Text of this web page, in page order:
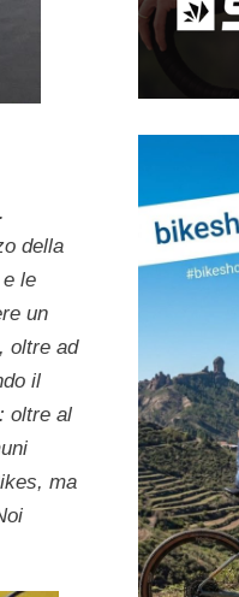
della
le
un
oltre ad
il
oltre al
ma